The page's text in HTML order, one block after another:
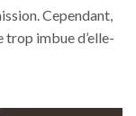
Cependant,
trop imbue d’elle-